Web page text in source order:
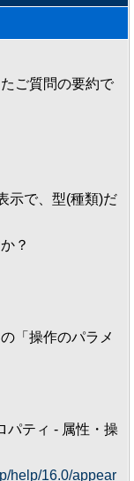
ご質問の要約で
示で、型(種類)だ
？
「操作のパラメ
パティ - 属性・操
help/16.0/appear